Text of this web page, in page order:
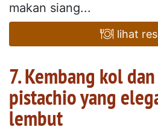
makan siang...
lihat
7. Kembang kol
pistachio yang
lembut